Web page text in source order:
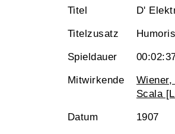
Titel D'
Titelzusatz
Spieldauer
Mitwirkende Wiener,
Scala
Datum 1907